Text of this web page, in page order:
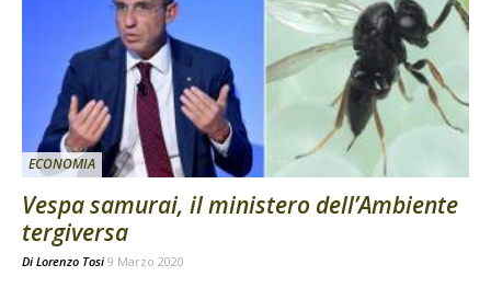
ECONOMIA
Vespa samurai, il ministero dell’Ambiente
tergiversa
Di Lorenzo Tosi 9 Marzo 2020